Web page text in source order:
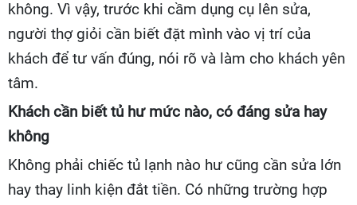
không. Vì vậy, trước khi cầm dụng cụ lên sửa,
người thợ giỏi cần biết đặt mình vào vị trí của
khách để tư vấn đúng, nói rõ và làm cho khách yên
tâm.
Khách cần biết tủ hư mức nào, có đáng sửa hay
không
Không phải chiếc tủ lạnh nào hư cũng cần sửa lớn
hay thay linh kiện đắt tiền. Có những trường hợp